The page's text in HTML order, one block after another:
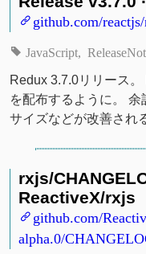
github.com/
JavaScript
Redux 3.7.0リリース
を配布するように。
サイズなどが改善され
rxjs/
ReactiveX/rxjs
github.com/
alpha.0/